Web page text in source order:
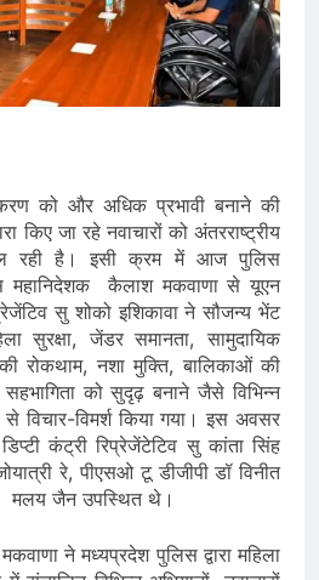
को और अधिक प्रभावी बनाने की
किए जा रहे नवाचारों को अंतरराष्ट्रीय
रही है। इसी क्रम में आज पुलिस
महानिदेशक कैलाश मकवाणा से यूएन
सु शोको इशिकावा ने सौजन्‍य भेंट
सुरक्षा, जेंडर समानता, सामुदायिक
रोकथाम, नशा मुक्ति, बालिकाओं की
को सुदृढ़ बनाने जैसे विभिन्न
से विचार-विमर्श किया गया। इस अवसर
कंट्री रिप्रेजेंटेटिव सु कांता सिंह
रे, पीएसओ टू डीजीपी डॉ विनीत
मलय जैन उपस्थित थे।
ने मध्यप्रदेश पुलिस द्वारा महिला